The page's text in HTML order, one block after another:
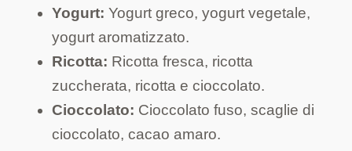
Yogurt: Yogurt greco, yogurt vegetale,
yogurt aromatizzato.
Ricotta: Ricotta fresca, ricotta
zuccherata, ricotta e cioccolato.
Cioccolato: Cioccolato fuso, scaglie di
cioccolato, cacao amaro.